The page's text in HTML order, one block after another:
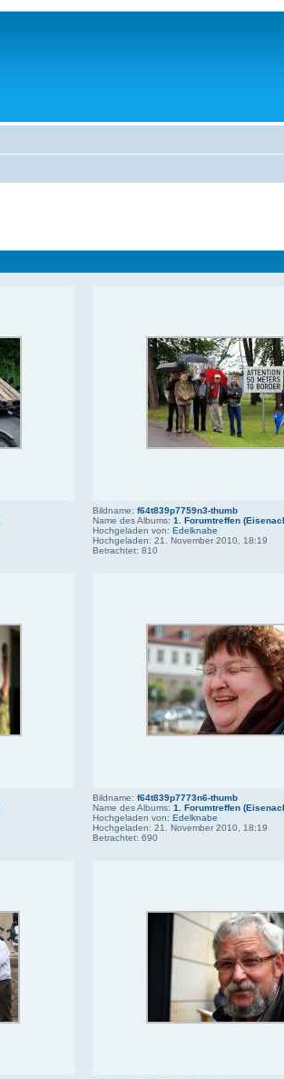
Bildname: f64t839p7759n3-thumb
Name des Albums: 1. Forumtreffen
Hochgeladen von: Edelknabe
Hochgeladen: 21. November 2010, 18:19
Betrachtet: 810
Bildname: f64t839p7773n6-thumb
Name des Albums: 1. Forumtreffen
Hochgeladen von: Edelknabe
Hochgeladen: 21. November 2010, 18:19
Betrachtet: 690